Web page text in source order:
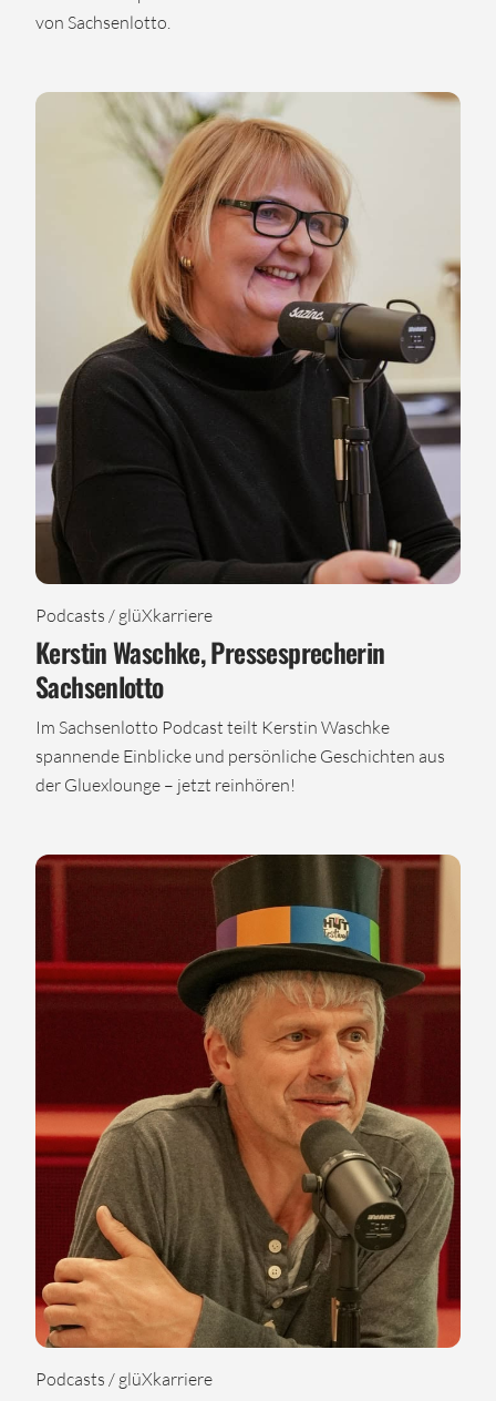
von Sachsenlotto.
Podcasts / glüXkarriere
Kerstin Waschke, Pressesprecherin
Sachsenlotto
Im Sachsenlotto Podcast teilt Kerstin Waschke
spannende Einblicke und persönliche Geschichten aus
der Gluexlounge – jetzt reinhören!
Podcasts / glüXkarriere